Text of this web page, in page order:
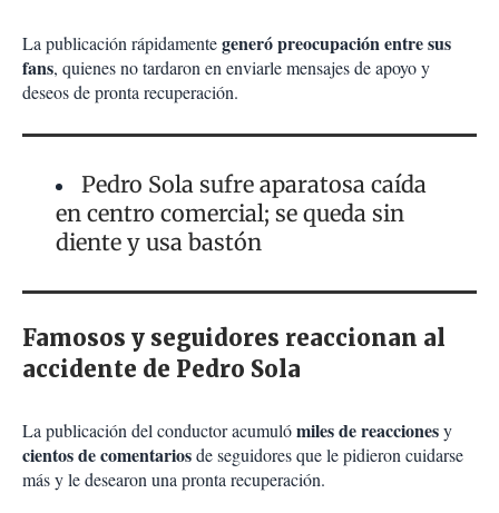
La publicación rápidamentegeneró preocupación entre sus
fans, quienes no tardaron en enviarle mensajes de apoyo y
deseos de pronta recuperación.
Pedro Sola sufre aparatosa caída
en centro comercial; se queda sin
diente y usa bastón
Famosos y seguidores reaccionan al
accidente de Pedro Sola
La publicación del conductor acumulómiles de reaccionesy
cientos de comentariosde seguidores que le pidieron cuidarse
más y le desearon una pronta recuperación.